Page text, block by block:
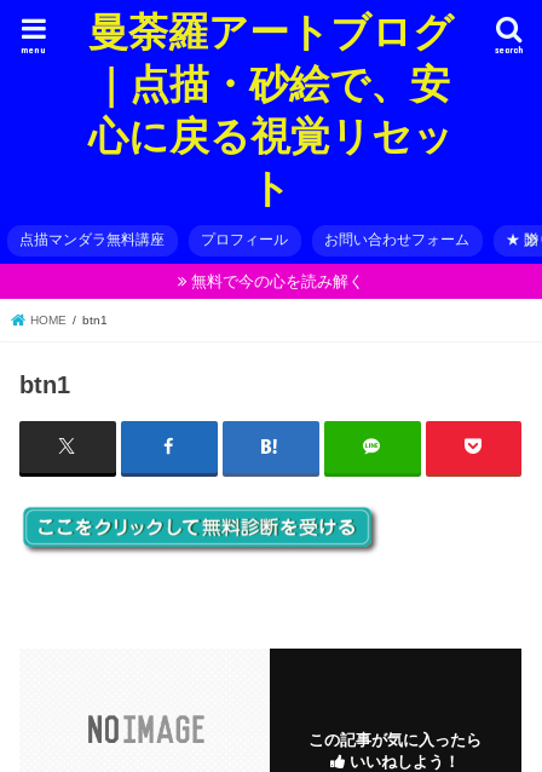
曼荼羅アートブログ
｜点描・砂絵で、安
心に戻る視覚リセッ
ト
search
menu
点描マンダラ無料講座 プロフィール お問い合わせフォーム ★ 贈
無料で今の心を読み解く
HOME btn1
btn1
この記事が気に入ったら
いいねしよう！